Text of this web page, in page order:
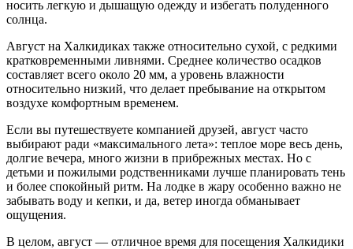
носить легкую и дышащую одежду и избегать полуденного
солнца.
Август на Халкидиках также относительно сухой, с редкими
кратковременными ливнями. Среднее количество осадков
составляет всего около 20 мм, а уровень влажности
относительно низкий, что делает пребывание на открытом
воздухе комфортным временем.
Если вы путешествуете компанией друзей, август часто
выбирают ради «максимального лета»: теплое море весь день,
долгие вечера, много жизни в прибрежных местах. Но с
детьми и пожилыми родственниками лучше планировать тень
и более спокойный ритм. На лодке в жару особенно важно не
забывать воду и кепки, и да, ветер иногда обманывает
ощущения.
В целом, август — отличное время для посещения Халкидики